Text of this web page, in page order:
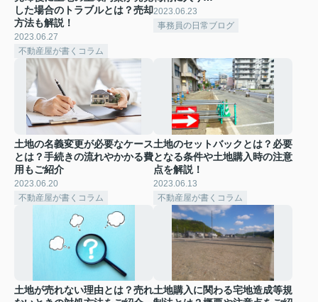
した場合のトラブルとは？売却
方法も解説！
2023.06.27
不動産屋が書くコラム
2023.06.23
事務員の日常ブログ
土地の名義変更が必要なケース
とは？手続きの流れやかかる費
用もご紹介
2023.06.20
不動産屋が書くコラム
土地のセットバックとは？必要
となる条件や土地購入時の注意
点を解説！
2023.06.13
不動産屋が書くコラム
土地が売れない理由とは？売れ土地購入に関わる宅地造成等規